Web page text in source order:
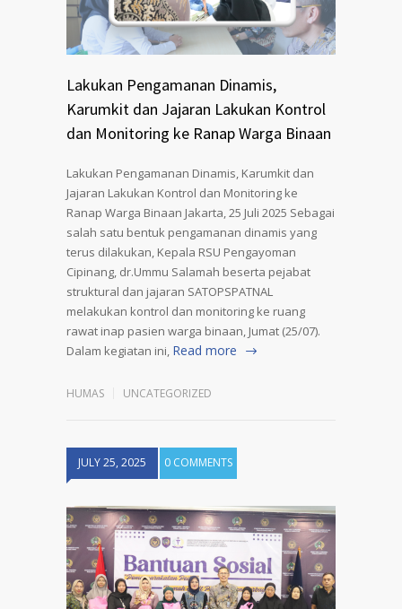
Lakukan Pengamanan Dinamis,
Karumkit dan Jajaran Lakukan Kontrol
dan Monitoring ke Ranap Warga Binaan
Lakukan Pengamanan Dinamis, Karumkit dan
Jajaran Lakukan Kontrol dan Monitoring ke
Ranap Warga Binaan Jakarta, 25 Juli 2025 Sebagai
salah satu bentuk pengamanan dinamis yang
terus dilakukan, Kepala RSU Pengayoman
Cipinang, dr.Ummu Salamah beserta pejabat
struktural dan jajaran SATOPSPATNAL
melakukan kontrol dan monitoring ke ruang
rawat inap pasien warga binaan, Jumat (25/07).
Dalam kegiatan ini, Read more
HUMAS UNCATEGORIZED
JULY 25, 2025 0 COMMENTS